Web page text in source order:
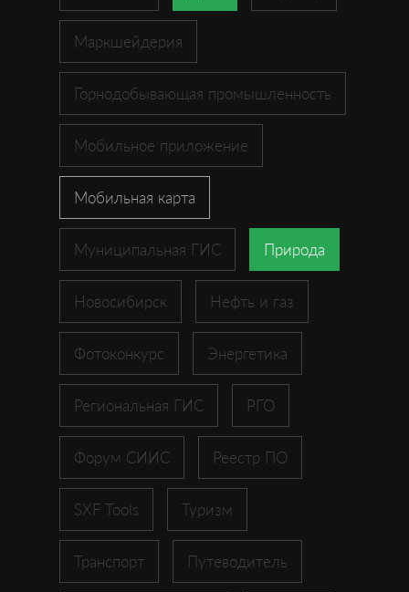
Маркшейдерия
Горнодобывающая промышленность
Мобильное приложение
Мобильная карта
Муниципальная ГИС Природа
Новосибирск Нефть и газ
Фотоконкурс Энергетика
Региональная ГИС РГО
Форум СИИС Реестр ПО
SXF Tools Туризм
Транспорт Путеводитель